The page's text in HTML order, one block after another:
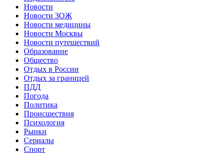
Новости
Новости ЗОЖ
Новости медицины
Новости Москвы
Новости путешествий
Образование
Общество
Отдых в России
Отдых за границей
ПДД
Погода
Политика
Происшествия
Психология
Рынки
Сериалы
Спорт